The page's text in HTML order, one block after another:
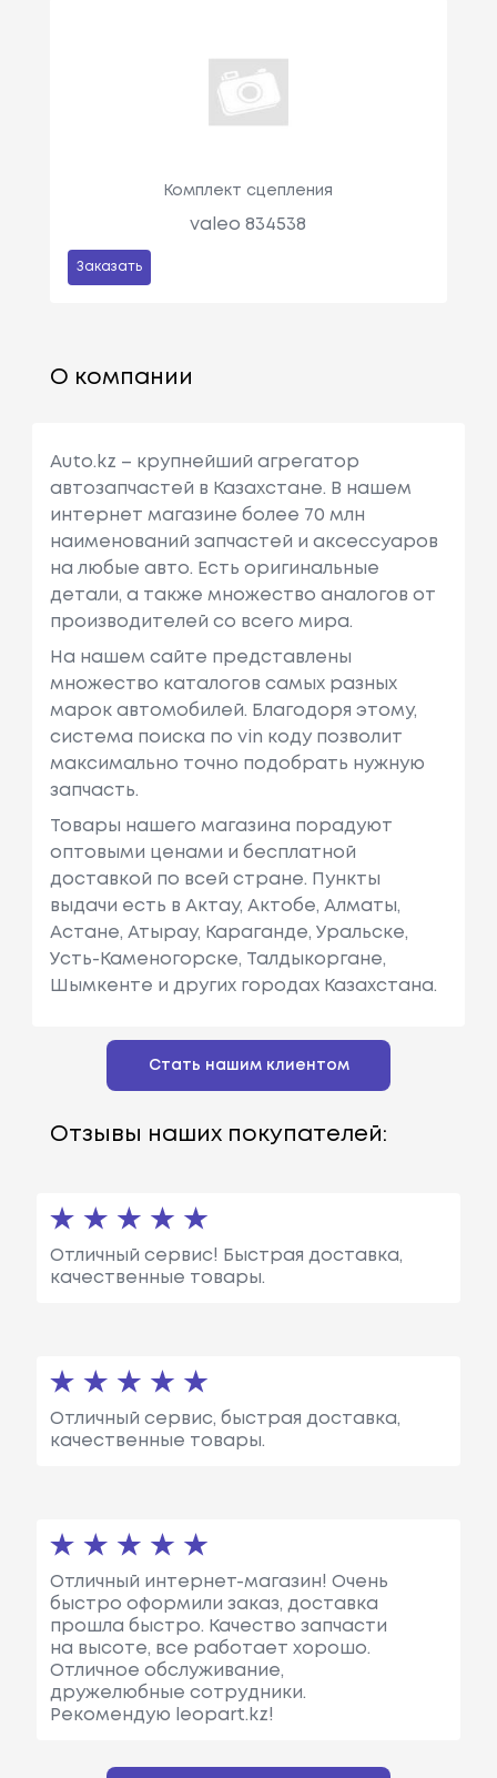
Комплект сцепления
valeo 834538
Заказать
О компании
Auto.kz – крупнейший агрегатор
автозапчастей в Казахстане. В нашем
интернет магазине более 70 млн
наименований запчастей и аксессуаров
на любые авто. Есть оригинальные
детали, а также множество аналогов от
производителей со всего мира.
На нашем сайте представлены
множество каталогов самых разных
марок автомобилей. Благодоря этому,
система поиска по vin коду позволит
максимально точно подобрать нужную
запчасть.
Товары нашего магазина порадуют
оптовыми ценами и бесплатной
доставкой по всей стране. Пункты
выдачи есть в Актау, Актобе, Алматы,
Астане, Атырау, Караганде, Уральске,
Усть-Каменогорске, Талдыкоргане,
Шымкенте и других городах Казахстана.
Стать нашим клиентом
Отзывы наших покупателей:
Отличный сервис! Быстрая доставка,
качественные товары.
Отличный сервис, быстрая доставка,
качественные товары.
Отличный интернет-магазин! Очень
быстро оформили заказ, доставка
прошла быстро. Качество запчасти
на высоте, все работает хорошо.
Отличное обслуживание,
дружелюбные сотрудники.
Рекомендую leopart.kz!